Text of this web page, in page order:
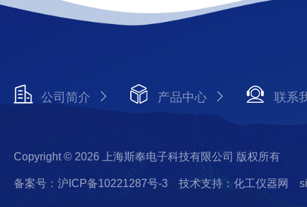
公司简介 产品中心 联系
Copyright © 2026 上海斯奉电子科技有限公司 版权所有
备案号：沪ICP备10221287号-3 技术支持：化工仪器网